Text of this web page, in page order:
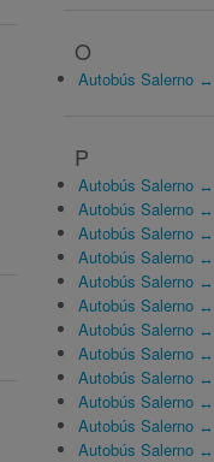
O
Autobús Salerno
P
Autobús Salerno
Autobús Salerno
Autobús Salerno
Autobús Salerno
Autobús Salerno
Autobús Salerno
Autobús Salerno
Autobús Salerno
Autobús Salerno
Autobús Salerno
Autobús Salerno
Autobús Salerno